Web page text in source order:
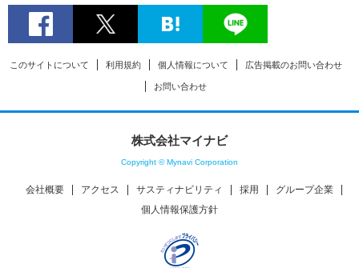
このサイトについて 利用規約 個人情報について 広告掲載のお問い合わせ
お問い合わせ
株式会社マイナビ
Copyright © Mynavi Corporation
会社概要 アクセス サスティナビリティ 採用
グループ企業
個人情報保護方針